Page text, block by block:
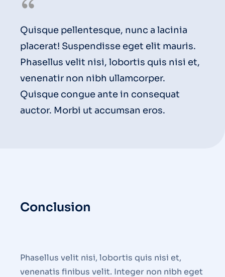
Quisque pellentesque, nunc a lacinia
placerat! Suspendisse eget elit mauris.
Phasellus velit nisi, lobortis quis nisi et,
venenatir non nibh ullamcorper.
Quisque congue ante in consequat
auctor. Morbi ut accumsan eros.
Conclusion
Phasellus velit nisi, lobortis quis nisi et,
venenatis finibus velit. Integer non nibh eget